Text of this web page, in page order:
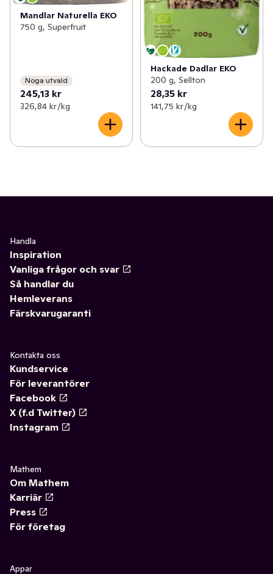
Mandlar Naturella EKO
750 g, Superfruit
Noga utvald
245,13 kr
326,84 kr /kg
Hackade Dadlar EKO
200 g, Sellton
28,35 kr
141,75 kr /kg
Handla
Inspiration
Vanliga frågor och svar
Så handlar du
Hemleverans
Färskvarugaranti
Kontakta oss
Kundservice
För leverantörer
Facebook
X (f.d Twitter)
Instagram
Mathem
Om Mathem
Karriär
Press
För företag
Appar